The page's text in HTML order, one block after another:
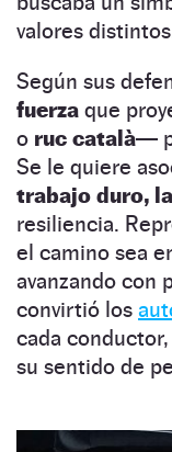
valores
Según sus
fuerza que
o ruc català—
Se le quiere
trabajo duro,
resiliencia.
el camino sea
avanzando con
convirtió los
cada
su sentido de